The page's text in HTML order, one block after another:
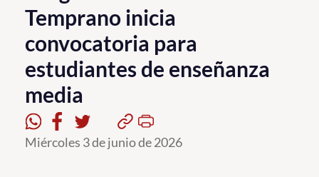
Investigación, Creación e Innovación
PUCV Internacional
Vinculación con el Medio
Admisión
Pregrado
Temprano inicia
convocatoria para
estudiantes de enseñanza
media
Miércoles 3 de junio de 2026